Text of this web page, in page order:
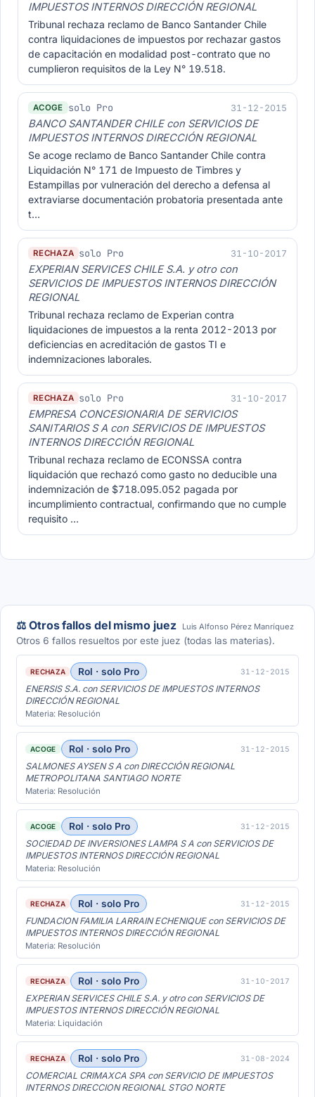
IMPUESTOS INTERNOS DIRECCIÓN REGIONAL
Tribunal rechaza reclamo de Banco Santander Chile
contra liquidaciones de impuestos por rechazar gastos
de capacitación en modalidad post-contrato que no
cumplieron requisitos de la Ley N° 19.518.
ACOGE solo Pro 31-12-2015
BANCO SANTANDER CHILE con SERVICIOS DE
IMPUESTOS INTERNOS DIRECCIÓN REGIONAL
Se acoge reclamo de Banco Santander Chile contra
Liquidación N° 171 de Impuesto de Timbres y
Estampillas por vulneración del derecho a defensa al
extraviarse documentación probatoria presentada ante
t…
RECHAZA solo Pro 31-10-2017
EXPERIAN SERVICES CHILE S.A. y otro con
SERVICIOS DE IMPUESTOS INTERNOS DIRECCIÓN
REGIONAL
Tribunal rechaza reclamo de Experian contra
liquidaciones de impuestos a la renta 2012-2013 por
deficiencias en acreditación de gastos TI e
indemnizaciones laborales.
RECHAZA solo Pro 31-10-2017
EMPRESA CONCESIONARIA DE SERVICIOS
SANITARIOS S A con SERVICIOS DE IMPUESTOS
INTERNOS DIRECCIÓN REGIONAL
Tribunal rechaza reclamo de ECONSSA contra
liquidación que rechazó como gasto no deducible una
indemnización de $718.095.052 pagada por
incumplimiento contractual, confirmando que no cumple
requisito …
⚖️ Otros fallos del mismo juez Luis Alfonso Pérez Manríquez
Otros 6 fallos resueltos por este juez (todas las materias).
RECHAZA Rol · solo Pro 31-12-2015
ENERSIS S.A. con SERVICIOS DE IMPUESTOS INTERNOS
DIRECCIÓN REGIONAL
Materia: Resolución
ACOGE Rol · solo Pro 31-12-2015
SALMONES AYSEN S A con DIRECCIÓN REGIONAL
METROPOLITANA SANTIAGO NORTE
Materia: Resolución
ACOGE Rol · solo Pro 31-12-2015
SOCIEDAD DE INVERSIONES LAMPA S A con SERVICIOS DE
IMPUESTOS INTERNOS DIRECCIÓN REGIONAL
Materia: Resolución
RECHAZA Rol · solo Pro 31-12-2015
FUNDACION FAMILIA LARRAIN ECHENIQUE con SERVICIOS DE
IMPUESTOS INTERNOS DIRECCIÓN REGIONAL
Materia: Resolución
RECHAZA Rol · solo Pro 31-10-2017
EXPERIAN SERVICES CHILE S.A. y otro con SERVICIOS DE
IMPUESTOS INTERNOS DIRECCIÓN REGIONAL
Materia: Liquidación
RECHAZA Rol · solo Pro 31-08-2024
COMERCIAL CRIMAXCA SPA con SERVICIO DE IMPUESTOS
INTERNOS DIRECCION REGIONAL STGO NORTE